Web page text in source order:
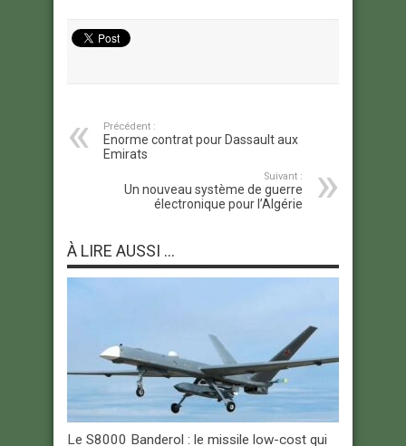
Précédent :
Enorme contrat pour Dassault aux
Emirats
Suivant :
Un nouveau système de guerre
électronique pour l’Algérie
À LIRE AUSSI ...
Le S8000 Banderol : le missile low-cost qui